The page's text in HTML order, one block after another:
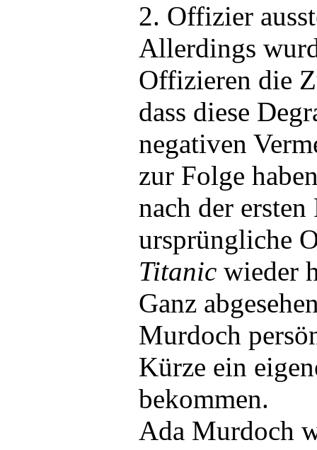
2. Offizier
Allerdings
Offizieren die
dass diese
negativen
zur Folge
nach der
ursprüngliche
Titanic wieder
Ganz
Murdoch
Kürze ein
bekommen.
Ada Murdoch